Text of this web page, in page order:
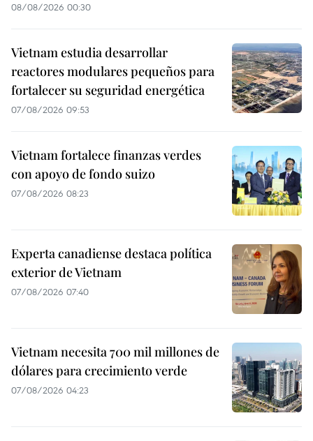
08/08/2026 00:30
Vietnam estudia desarrollar
reactores modulares pequeños para
fortalecer su seguridad energética
07/08/2026 09:53
Vietnam fortalece finanzas verdes
con apoyo de fondo suizo
07/08/2026 08:23
Experta canadiense destaca política
exterior de Vietnam
07/08/2026 07:40
Vietnam necesita 700 mil millones de
dólares para crecimiento verde
07/08/2026 04:23